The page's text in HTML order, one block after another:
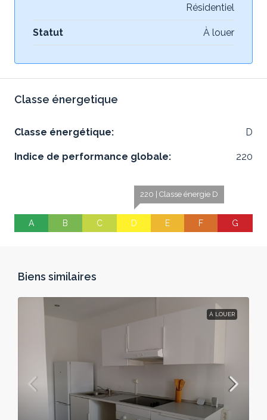
Résidentiel
Statut À louer
Classe énergetique
Classe énergétique: D
Indice de performance globale: 220
A B C
220 | Classe énergie D
D E F G
Biens similaires
À LOUER